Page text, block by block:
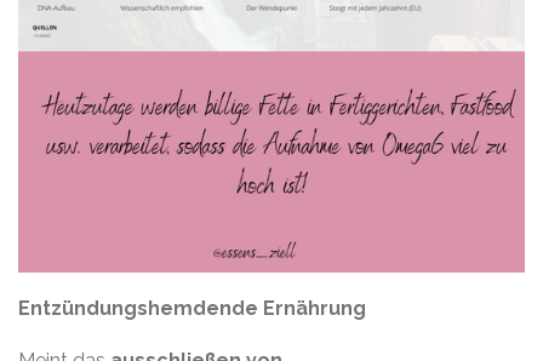
Entzündungshemdende Ernährung